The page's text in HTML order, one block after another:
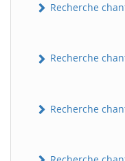
Recherche
Recherche
Recherche